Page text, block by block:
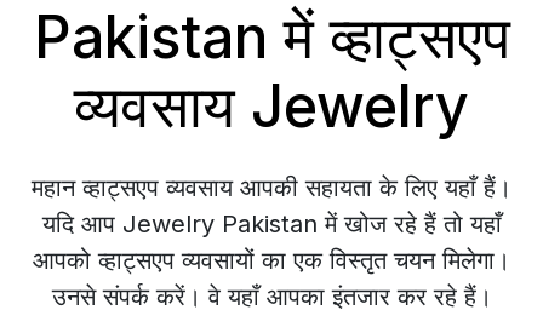
Pakistan में व्हाट्सएप
व्यवसाय Jewelry
महान व्हाट्सएप व्यवसाय आपकी सहायता के लिए यहाँ हैं।
यदि आप Jewelry Pakistan में खोज रहे हैं तो यहाँ
आपको व्हाट्सएप व्यवसायों का एक विस्तृत चयन मिलेगा।
उनसे संपर्क करें। वे यहाँ आपका इंतजार कर रहे हैं।